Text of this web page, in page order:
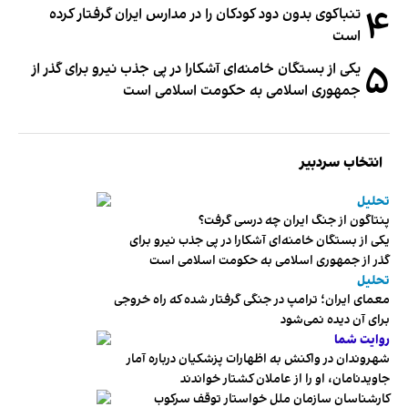
۴ تنباکوی بدون دود کودکان را در مدارس ایران گرفتار کرده
است
۵ یکی از بستگان خامنه‌ای آشکارا در پی جذب نیرو برای گذر از
جمهوری اسلامی به حکومت اسلامی است
انتخاب سردبیر
تحلیل
پنتاگون از جنگ ایران چه درسی گرفت؟
یکی از بستگان خامنه‌ای آشکارا در پی جذب نیرو برای
گذر از جمهوری اسلامی به حکومت اسلامی است
تحلیل
معمای ایران؛ ترامپ در جنگی گرفتار شده که راه خروجی
برای آن دیده نمی‌شود
روایت شما
شهروندان در واکنش به اظهارات پزشکیان درباره آمار
جاویدنامان، او را از عاملان کشتار خواندند
کارشناسان سازمان ملل خواستار توقف سرکوب